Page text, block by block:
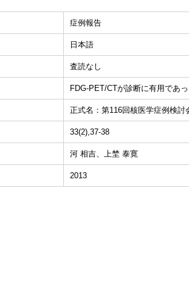
症例報告
日本語
査読なし
FDG-PET/CTが診断に有用であ
正式名：第116回核医学症例検討
33(2),37-38
河 相吉、上埜 泰寛
2013